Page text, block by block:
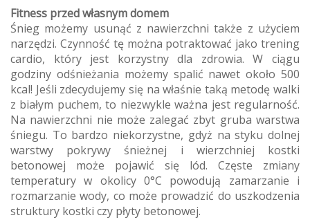
Fitness przed własnym domem
Śnieg możemy usunąć z nawierzchni także z użyciem
narzędzi. Czynność tę można potraktować jako trening
cardio, który jest korzystny dla zdrowia. W ciągu
godziny odśnieżania możemy spalić nawet około 500
kcal! Jeśli zdecydujemy się na właśnie taką metodę walki
z białym puchem, to niezwykle ważna jest regularność.
Na nawierzchni nie może zalegać zbyt gruba warstwa
śniegu. To bardzo niekorzystne, gdyż na styku dolnej
warstwy pokrywy śnieżnej i wierzchniej kostki
betonowej może pojawić się lód. Częste zmiany
temperatury w okolicy 0°C powodują zamarzanie i
rozmarzanie wody, co może prowadzić do uszkodzenia
struktury kostki czy płyty betonowej.